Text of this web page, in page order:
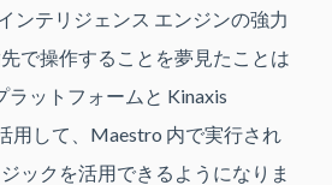
ンテリジェンス エンジンの強力
で操作することを夢見たことは
ラットフォームと Kinaxis
用して、Maestro 内で実行され
ックを活用できるようになりま